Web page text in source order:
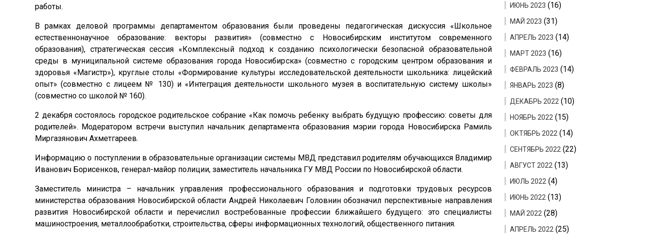
работы.
В рамках деловой программы департаментом образования были проведены педагогическая дискуссия «Школьное
естественнонаучное образование: векторы развития» (совместно с Новосибирским институтом современного
образования), стратегическая сессия «Комплексный подход к созданию психологически безопасной образовательной
среды в муниципальной системе образования города Новосибирска» (совместно с городским центром образования и
здоровья «Магистр»), круглые столы «Формирование культуры исследовательской деятельности школьника: лицейский
опыт» (совместно с лицеем № 130) и «Интеграция деятельности школьного музея в воспитательную систему школы»
(совместно со школой № 160).
2 декабря состоялось городское родительское собрание «Как помочь ребенку выбрать будущую профессию: советы для
родителей». Модератором встречи выступил начальник департамента образования мэрии города Новосибирска Рамиль
Миргазянович Ахметгареев.
Информацию о поступлении в образовательные организации системы МВД представил родителям обучающихся Владимир
Иванович Борисенков, генерал-майор полиции, заместитель начальника ГУ МВД России по Новосибирской области.
Заместитель министра – начальник управления профессионального образования и подготовки трудовых ресурсов
министерства образования Новосибирской области Андрей Николаевич Головнин обозначил перспективные направления
развития Новосибирской области и перечислил востребованные профессии ближайшего будущего: это специалисты
машиностроения, металлообработки, строительства, сферы информационных технологий, общественного питания.
ИЮНЬ 2023 (16)
МАЙ 2023 (31)
АПРЕЛЬ 2023 (14)
МАРТ 2023 (16)
ФЕВРАЛЬ 2023 (14)
ЯНВАРЬ 2023 (8)
ДЕКАБРЬ 2022 (10)
НОЯБРЬ 2022 (15)
ОКТЯБРЬ 2022 (14)
СЕНТЯБРЬ 2022 (22)
АВГУСТ 2022 (13)
ИЮЛЬ 2022 (4)
ИЮНЬ 2022 (13)
МАЙ 2022 (28)
АПРЕЛЬ 2022 (25)